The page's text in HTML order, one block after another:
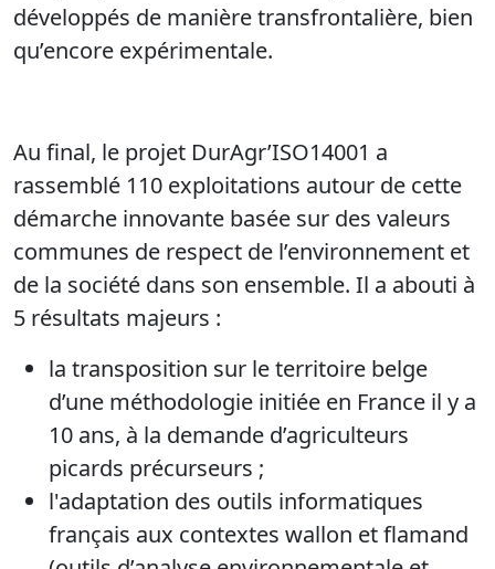
développés de manière transfrontalière, bien
qu’encore expérimentale.
Au final, le projet DurAgr’ISO14001 a
rassemblé 110 exploitations autour de cette
démarche innovante basée sur des valeurs
communes de respect de l’environnement et
de la société dans son ensemble. Il a abouti à
5 résultats majeurs :
la transposition sur le territoire belge
d’une méthodologie initiée en France il y a
10 ans, à la demande d’agriculteurs
picards précurseurs ;
l'adaptation des outils informatiques
français aux contextes wallon et flamand